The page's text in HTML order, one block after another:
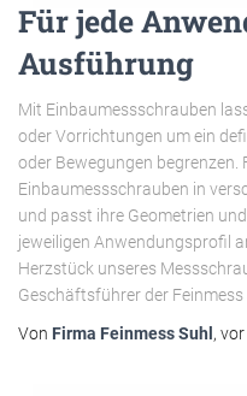
Für jede
Ausführung
Mit Einbaumessschrauben
oder Vorrichtungen um ein
oder Bewegungen begrenzen.
Einbaumessschrauben in
und passt ihre Geometrien
jeweiligen Anwendungsprofil
Herzstück unseres
Geschäftsführer der Feinmess
Von Firma Feinmess Suhl , vor